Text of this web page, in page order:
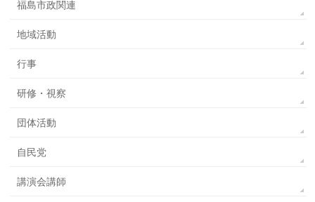
福島市政関連
地域活動
行事
研修・視察
団体活動
自民党
講演会講師